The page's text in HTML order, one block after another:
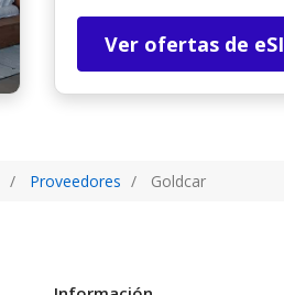
Ver ofertas de
Proveedores Goldcar